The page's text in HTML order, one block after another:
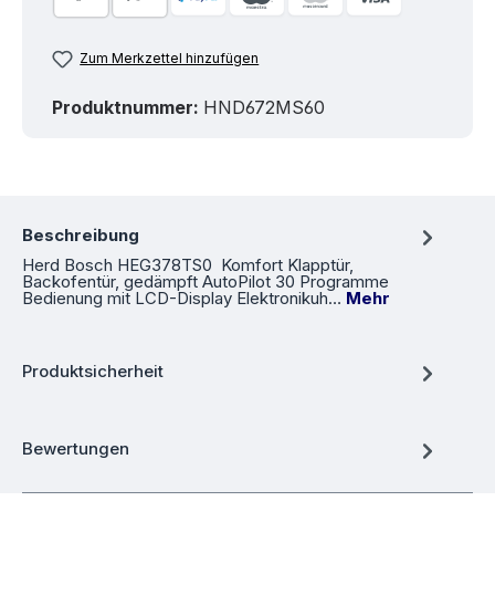
Zum Merkzettel hinzufügen
Produktnummer: HND672MS60
Beschreibung
Herd Bosch HEG378TS0 Komfort Klapptür,
Backofentür, gedämpft AutoPilot 30 Programme
Bedienung mit LCD-Display Elektronikuh… Mehr
Produktsicherheit
Bewertungen